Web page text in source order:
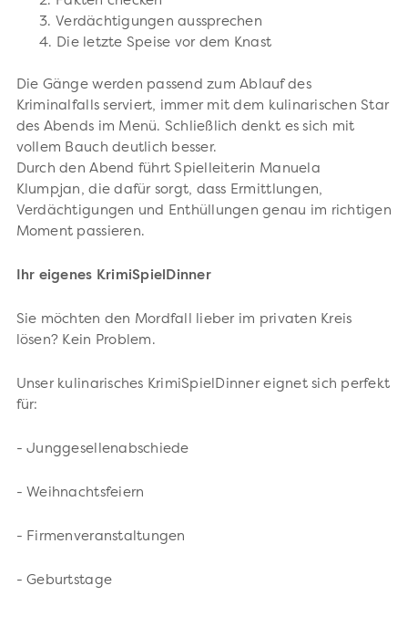
3. Verdächtigungen aussprechen
4. Die letzte Speise vor dem Knast
Die Gänge werden passend zum Ablauf des
Kriminalfalls serviert, immer mit dem kulinarischen Star
des Abends im Menü. Schließlich denkt es sich mit
vollem Bauch deutlich besser.
Durch den Abend führt Spielleiterin Manuela
Klumpjan, die dafür sorgt, dass Ermittlungen,
Verdächtigungen und Enthüllungen genau im richtigen
Moment passieren.
Ihr eigenes KrimiSpielDinner
Sie möchten den Mordfall lieber im privaten Kreis
lösen? Kein Problem.
Unser kulinarisches KrimiSpielDinner eignet sich perfekt
für:
- Junggesellenabschiede
- Weihnachtsfeiern
- Firmenveranstaltungen
- Geburtstage